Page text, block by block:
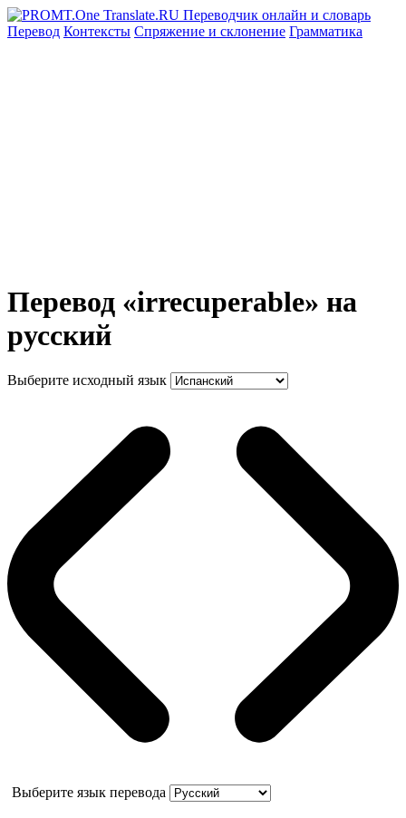
Перевод Контексты Спряжение и склонение Грамматика
Перевод «irrecuperable» на
русский
Выберите исходный язык
Выберите язык перевода